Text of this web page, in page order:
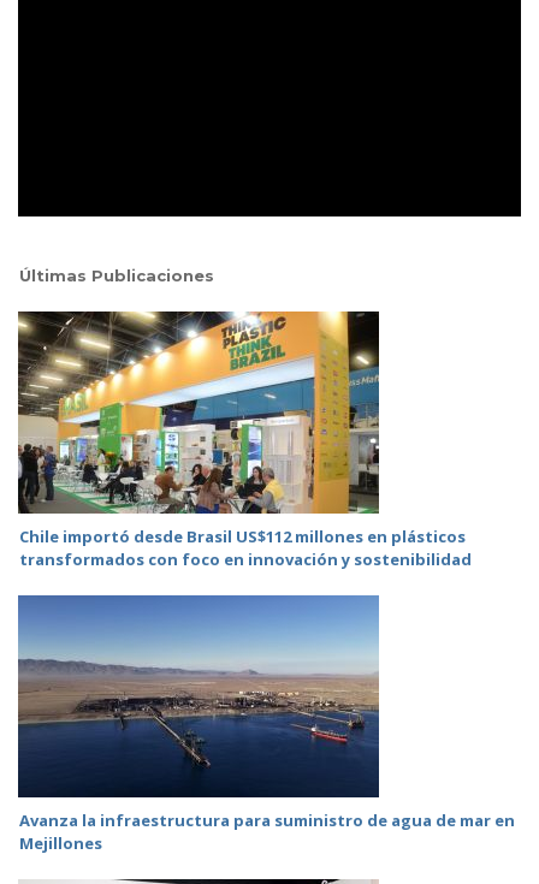
Últimas Publicaciones
Chile importó desde Brasil US$112 millones en plásticos
transformados con foco en innovación y sostenibilidad
Avanza la infraestructura para suministro de agua de mar en
Mejillones